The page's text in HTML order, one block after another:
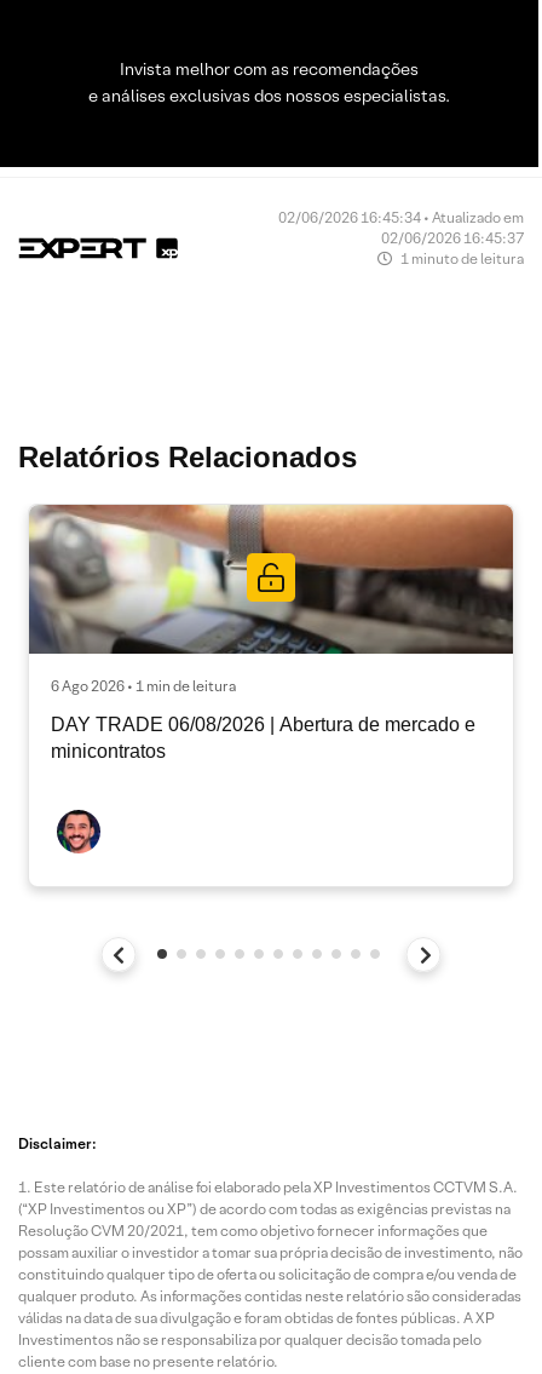
Invista melhor com as recomendações
e análises exclusivas dos nossos especialistas.
02/06/2026 16:45:34 • Atualizado em
02/06/2026 16:45:37
1 minuto de leitura
Relatórios Relacionados
6 Ago 2026 • 1 min de leitura
DAY TRADE 06/08/2026 | Abertura de mercado e
minicontratos
Disclaimer:
Este relatório de análise foi elaborado pela XP Investimentos CCTVM S.A.
(“XP Investimentos ou XP”) de acordo com todas as exigências previstas na
Resolução CVM 20/2021, tem como objetivo fornecer informações que
possam auxiliar o investidor a tomar sua própria decisão de investimento, não
constituindo qualquer tipo de oferta ou solicitação de compra e/ou venda de
qualquer produto. As informações contidas neste relatório são consideradas
válidas na data de sua divulgação e foram obtidas de fontes públicas. A XP
Investimentos não se responsabiliza por qualquer decisão tomada pelo
cliente com base no presente relatório.